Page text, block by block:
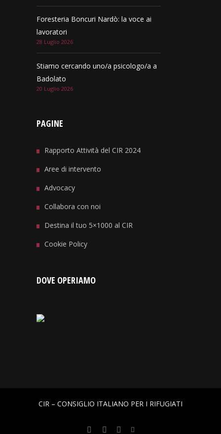
Foresteria Boncuri Nardò: la voce ai
lavoratori
28 Luglio 2026
Stiamo cercando uno/a psicologo/a a
Badolato
20 Luglio 2026
PAGINE
Rapporto Attività del CIR 2024
Aree di intervento
Advocacy
Collabora con noi
Destina il tuo 5×1000 al CIR
Cookie Policy
DOVE OPERIAMO
CIR – CONSIGLIO ITALIANO PER I RIFUGIATI